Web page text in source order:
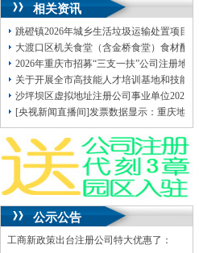
相关资讯
跳磴镇2026年城乡生活垃圾运输处置项目
大渡口区机关食堂（含金桥食堂）食材配
2026年重庆市招募“三支一扶”公司注册地址
关于开展全市高技能人才培训基地和技能
沙坪坝区虚拟地址注册公司事业单位2026
[央视新闻直播间]发票数据显示：重庆地
公示公告
工商新政策出台注册公司特大优惠了：